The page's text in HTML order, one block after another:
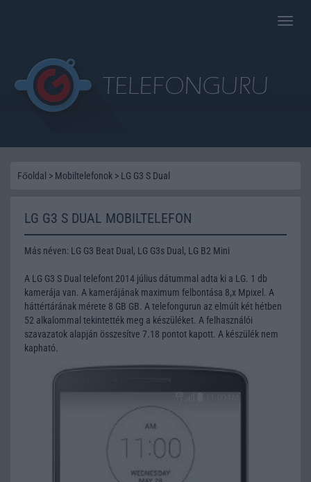
Toggle
Főoldal > Mobiltelefonok > LG G3 S Dual
LG G3 S DUAL MOBILTELEFON
Más néven: LG G3 Beat Dual, LG G3s Dual, LG B2 Mini
A LG G3 S Dual telefont 2014 július dátummal adta ki a LG. 1 db
kamerája van. A kamerájának maximum felbontása 8,x Mpixel. A
háttértárának mérete 8 GB GB. A telefongurun az elmúlt két hétben
52 alkalommal tekintették meg a készüléket. A felhasználói
szavazatok alapján összesítve 7.18 pontot kapott. A készülék nem
kapható.